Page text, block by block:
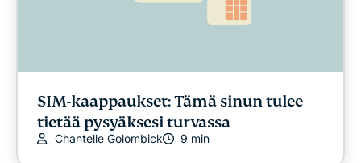
SIM-kaappaukset: Tämä sinun tulee
tietää pysyäksesi turvassa
Chantelle Golombick 9 min